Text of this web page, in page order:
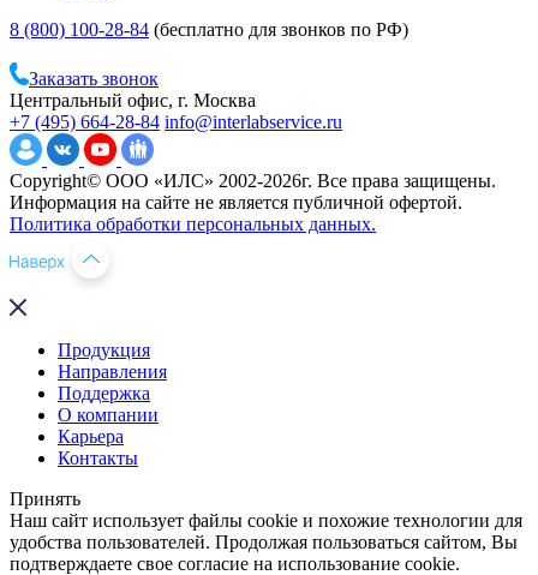
8 (800) 100-28-84 (бесплатно для звонков по РФ)
Заказать звонок
Центральный офис, г. Москва
+7 (495) 664-28-84 info@interlabservice.ru
Copyright© ООО «ИЛС» 2002-2026г. Все права защищены.
Информация на сайте не является публичной офертой.
Политика обработки персональных данных.
Продукция
Направления
Поддержка
О компании
Карьера
Контакты
Принять
Наш сайт использует файлы cookie и похожие технологии для
удобства пользователей. Продолжая пользоваться сайтом, Вы
подтверждаете свое согласие на использование cookie.